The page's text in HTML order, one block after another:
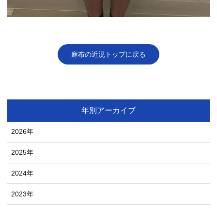
麻布の近況トップに戻る
年別アーカイブ
2026年
2025年
2024年
2023年